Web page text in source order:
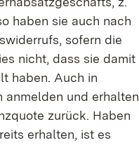
haben sie auch nach
sofern die
nicht, dass sie damit
haben. Auch in
anmelden und erhalten
zurück. Haben
erhalten, ist es